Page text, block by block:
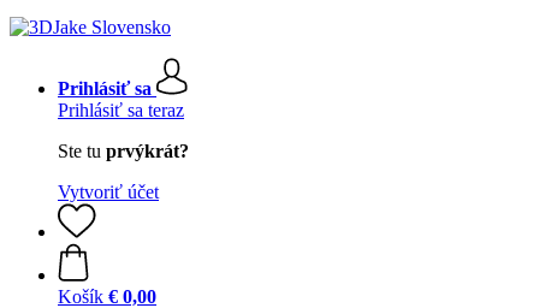
Prihlásiť sa
Prihlásiť sa teraz
Ste tu prvýkrát?
Vytvoriť účet
Košík € 0,00